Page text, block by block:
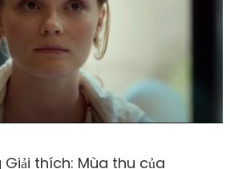
thích: Mùa thu của